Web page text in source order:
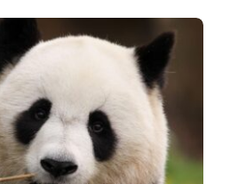
المرحلة الثالثة
أنواع الموارد